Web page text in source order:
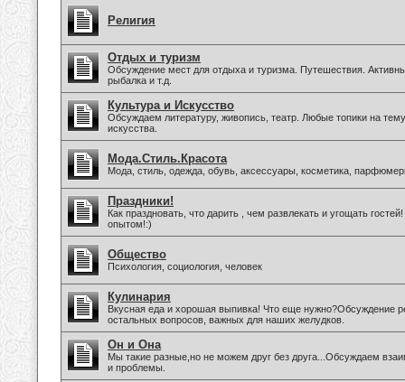
Религия
Отдых и туризм
Обсуждение мест для отдыха и туризма. Путешествия.
рыбалка и т.д.
Культура и Искусство
Обсуждаем литературу, живопись, театр. Любые топики на
искусства.
Мода.Стиль.Красота
Мода, стиль, одежда, обувь, аксессуары, косметика,
Праздники!
Как праздновать, что дарить , чем развлекать и угощать
опытом!:)
Общество
Психология, социология, человек
Кулинария
Вкусная еда и хорошая выпивка! Что еще нужно?Обсуждение
остальных вопросов, важных для наших желудков.
Он и Она
Мы такие разные,но не можем друг без друга...Обсуждаем
и проблемы.